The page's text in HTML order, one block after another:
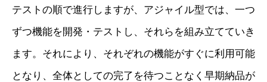
テストの順で進行しますが、アジャイル型では、一つ
ずつ機能を開発・テストし、それらを組み立てていき
ます。それにより、それぞれの機能がすぐに利用可能
となり、全体としての完了を待つことなく早期納品が